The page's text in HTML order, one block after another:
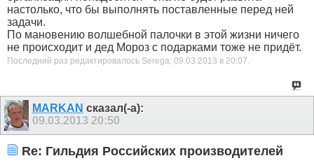
настолько, что бы выполнять поставленные перед ней
задачи.
По мановению волшебной палочки в этой жизни ничего
не происходит и дед Мороз с подарками тоже не придёт.
Последний раз редактировалось Serega; 09.03.2013 в 20:07.
MARKAN сказал(-а):
09.03.2013 20:50
Re: Гильдия Российских производителей